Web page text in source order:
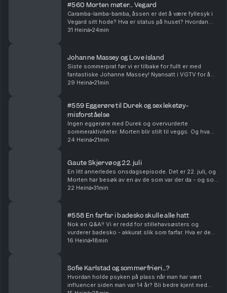
#560 Morten møter... Vegard
Caramba-lamba-bamba, åssen er det å være fyllesyk i
Vegard sitt hode? Hva er status på huset? Hvordan
skal Vegard lage egne juletradisjoner? Produsert av
31 Heinä 24min
Johanne Massey og Love Island
Siste sommerprat før vi er tilbake for fullt er med
fantastiske Johanne Massey! Nyansatt i VGTV for å
løfte Love Island til nye høyder. Hvordan hadde
29 Heinä 21min
#559 Eggerøre til Durek og sexleketøy-
misforståelse
Ingen eggerøre med Durek og overvurderte
sommeraktiviteter. Morten blir stilt til veggs. Og hva
hvis Vegard egentlig bare har vært en hemmelig agent
24 Heinä 21min
Gaute Skjervø og 22. juli
En litt annerledes onsdagsepisode. Det er 22. juli, og
Morten har besøk av en av de som var der da - og som
fremdeles lever med trusler og bekymring. Hvordan
22 Heinä 31min
#558 En farfar i badesko skulle alle hatt
Nok en Q&A!! Vi er redd for stillehavsøsters og
vurderer badesko - akkurat slik som farfar. Hva er den
pinligste meldingen vi har sendt feil? Og hvilke
16 Heinä 18min
Sofie Karlstad og sommerfrieri...?
Hvordan holde psyken på plass når man har vært
influencer siden man var 14 år? Bli bedre kjent med